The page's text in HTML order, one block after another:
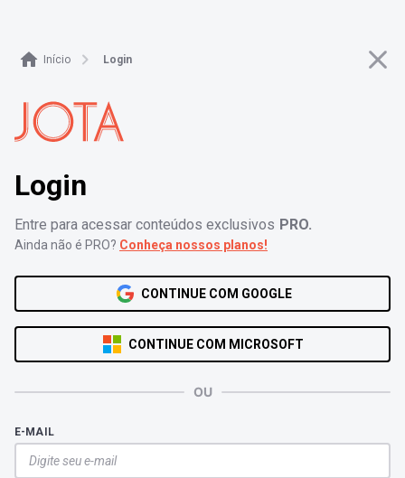
Início Login
Login
Entre para acessar conteúdos exclusivos PRO.
Ainda não é PRO? Conheça nossos planos!
CONTINUE COM GOOGLE
CONTINUE COM MICROSOFT
OU
E-MAIL